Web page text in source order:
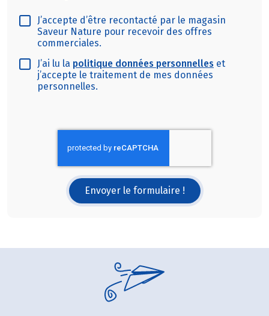
J’accepte d’être recontacté par le magasin
Saveur Nature pour recevoir des offres
commerciales.
J’ai lu la politique données personnelles et
j’accepte le traitement de mes données
personnelles.
Envoyer le formulaire !